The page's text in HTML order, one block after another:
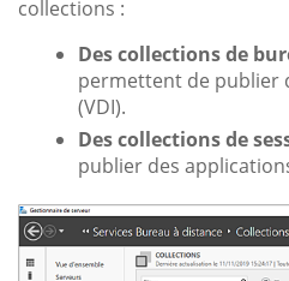
collections :
Des collections de
permettent de publier
(VDI).
Des collections de
publier des